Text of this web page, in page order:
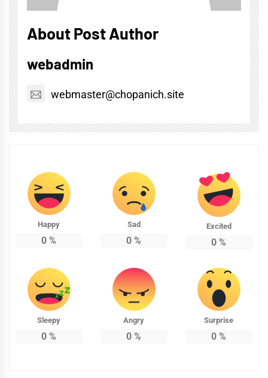
About Post Author
webadmin
webmaster@chopanich.site
Happy
0 %
Sad
0 %
Excited
0 %
Sleepy
0 %
Angry
0 %
Surprise
0 %